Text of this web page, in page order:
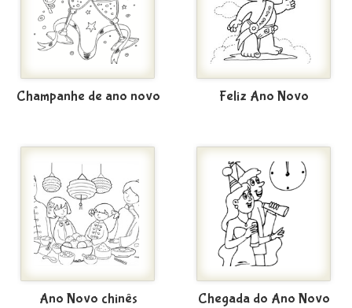
Champanhe de ano novo Feliz Ano Novo
Ano Novo chinês Chegada do Ano Novo